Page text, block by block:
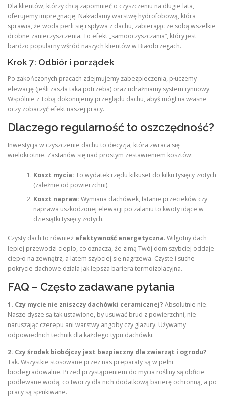
Dla klientów, którzy chcą zapomnieć o czyszczeniu na długie lata,
oferujemy impregnację. Nakładamy warstwę hydrofobową, która
sprawia, że woda perli się i spływa z dachu, zabierając ze sobą wszelkie
drobne zanieczyszczenia. To efekt „samooczyszczania”, który jest
bardzo popularny wśród naszych klientów w Białobrzegach.
Krok 7: Odbiór i porządek
Po zakończonych pracach zdejmujemy zabezpieczenia, płuczemy
elewację (jeśli zaszła taka potrzeba) oraz udrażniamy system rynnowy.
Wspólnie z Tobą dokonujemy przeglądu dachu, abyś mógł na własne
oczy zobaczyć efekt naszej pracy.
Dlaczego regularność to oszczędność?
Inwestycja w czyszczenie dachu to decyzja, która zwraca się
wielokrotnie. Zastanów się nad prostym zestawieniem kosztów:
Koszt mycia: To wydatek rzędu kilkuset do kilku tysięcy złotych
(zależnie od powierzchni).
Koszt napraw: Wymiana dachówek, łatanie przecieków czy
naprawa uszkodzonej elewacji po zalaniu to kwoty idące w
dziesiątki tysięcy złotych.
Czysty dach to również efektywność energetyczna. Wilgotny dach
lepiej przewodzi ciepło, co oznacza, że zimą Twój dom szybciej oddaje
ciepło na zewnątrz, a latem szybciej się nagrzewa. Czyste i suche
pokrycie dachowe działa jak lepsza bariera termoizolacyjna.
FAQ – Często zadawane pytania
1. Czy mycie nie zniszczy dachówki ceramicznej? Absolutnie nie.
Nasze dysze są tak ustawione, by usuwać brud z powierzchni, nie
naruszając czerepu ani warstwy angoby czy glazury. Używamy
odpowiednich technik dla każdego typu dachówki.
2. Czy środek biobójczy jest bezpieczny dla zwierząt i ogrodu?
Tak. Wszystkie stosowane przez nas preparaty są w pełni
biodegradowalne. Przed przystąpieniem do mycia rośliny są obficie
podlewane wodą, co tworzy dla nich dodatkową barierę ochronną, a po
pracy są spłukiwane.